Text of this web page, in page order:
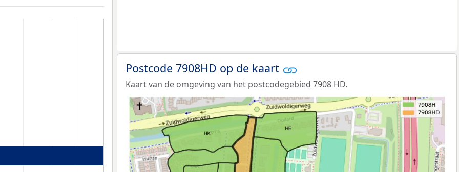
Postcode 7908HD op de kaart
Kaart van de omgeving van het postcodegebied 7908 HD.